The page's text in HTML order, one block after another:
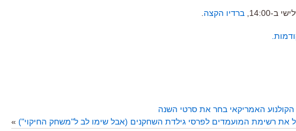
ב-14:00, ברדיו הקצה
את רשימת המועמדים לפרסי גילדת השחקנים (אבל שימו לב ל"משחק החיקוי") »